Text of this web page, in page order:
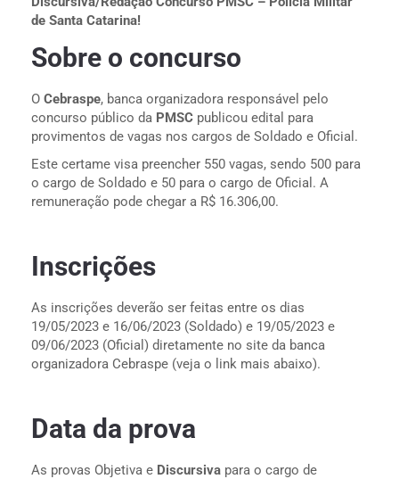
de Santa Catarina!
Sobre o concurso
O Cebraspe, banca organizadora responsável pelo
concurso público da PMSC publicou edital para
provimentos de vagas nos cargos de Soldado e Oficial.
Este certame visa preencher 550 vagas, sendo 500 para
o cargo de Soldado e 50 para o cargo de Oficial. A
remuneração pode chegar a R$ 16.306,00.
Inscrições
As inscrições deverão ser feitas entre os dias
19/05/2023 e 16/06/2023 (Soldado) e 19/05/2023 e
09/06/2023 (Oficial) diretamente no site da banca
organizadora Cebraspe (veja o link mais abaixo).
Data da prova
As provas Objetiva e Discursiva para o cargo de